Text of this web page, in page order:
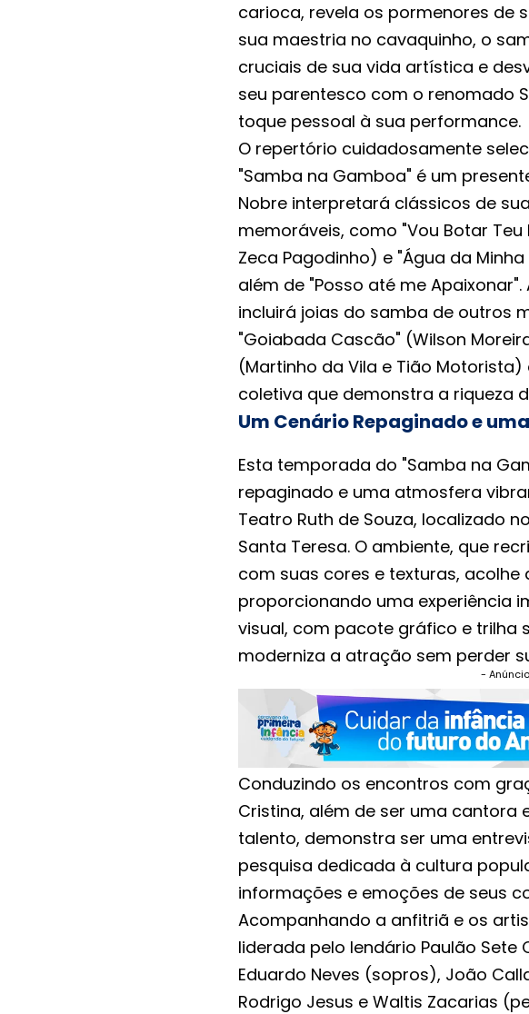
carioca, revela os pormenores de
sua maestria no cavaquinho, o
cruciais de sua vida artística e
seu parentesco com o renomado
toque pessoal à sua performance.
O repertório cuidadosamente
"Samba na Gamboa" é um
Nobre interpretará clássicos de
memoráveis, como "Vou Botar
Zeca Pagodinho) e "Água da
além de "Posso até me
incluirá joias do samba de outros
"Goiabada Cascão" (Wilson
(Martinho da Vila e Tião
coletiva que demonstra a riqueza
Um Cenário Repaginado e
Esta temporada do "Samba na
repaginado e uma atmosfera
Teatro Ruth de Souza, localizado
Santa Teresa. O ambiente, que
com suas cores e texturas, acolhe
proporcionando uma experiência
visual, com pacote gráfico e trilha
moderniza a atração sem perder
-
Conduzindo os encontros com
Cristina, além de ser uma cantora
talento, demonstra ser uma
pesquisa dedicada à cultura
informações e emoções de seus
Acompanhando a anfitriã e os
liderada pelo lendário Paulão
Eduardo Neves (sopros), João
Rodrigo Jesus e Waltis Zacarias